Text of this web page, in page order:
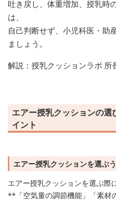
吐き戻し、体重増加、授乳時
は、
自己判断せず、小児科医・助
ましょう。
解説：授乳クッションラボ 所
エアー授乳クッションの
イント
エアー授乳クッションを選ぶ
エアー授乳クッションを選ぶ際
**「空気量の調節機能」「素材